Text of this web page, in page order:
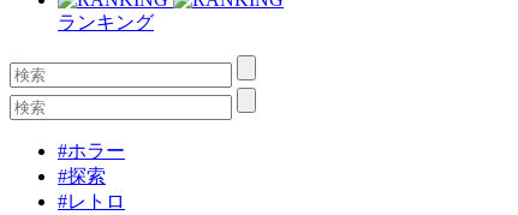
ランキング
#ホラー
#探索
#レトロ